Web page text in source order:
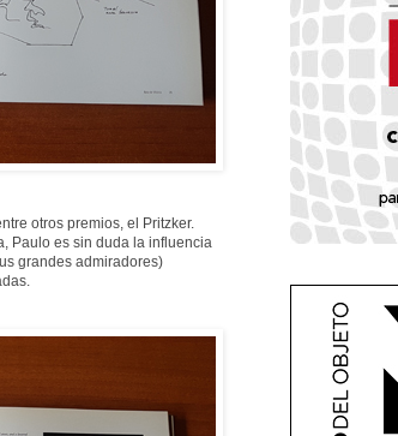
otros premios, el Pritzker.
Paulo es sin duda la influencia
grandes admiradores)